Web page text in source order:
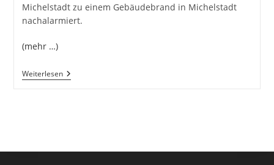
Michelstadt zu einem Gebäudebrand in Michelstadt
nachalarmiert.
(mehr …)
WeiterlesenF2
–